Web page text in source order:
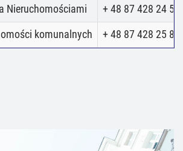
Nieruchomościami + 48 87 428 24 52
komunalnych + 48 87 428 25 80